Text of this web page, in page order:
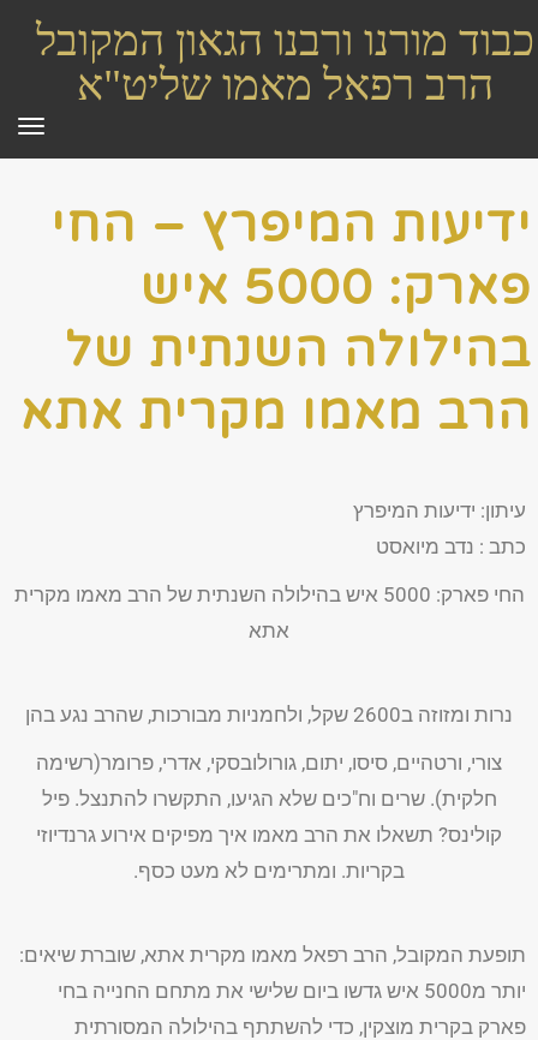
כבוד מורנו ורבנו הגאון המקובל
הרב רפאל מאמו שליט"א
ידיעות המיפרץ – החי
פארק: 5000 איש
בהילולה השנתית של
הרב מאמו מקרית אתא
עיתון: ידיעות המיפרץ
כתב : נדב מיואסט
החי פארק: 5000 איש בהילולה השנתית של הרב מאמו מקרית
אתא
נרות ומזוזה ב2600 שקל, ולחמניות מבורכות, שהרב נגע בהן
צורי, ורטהיים, סיסו, יתום, גורולובסקי, אדרי, פרומר(רשימה
חלקית). שרים וח"כים שלא הגיעו, התקשרו להתנצל. פיל
קולינס? תשאלו את הרב מאמו איך מפיקים אירוע גרנדיוזי
בקריות. ומתרימים לא מעט כסף.
תופעת המקובל, הרב רפאל מאמו מקרית אתא, שוברת שיאים:
יותר מ5000 איש גדשו ביום שלישי את מתחם החנייה בחי
פארק בקרית מוצקין, כדי להשתתף בהילולה המסורתית